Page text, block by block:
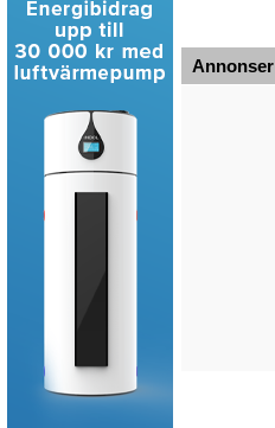
Annonser